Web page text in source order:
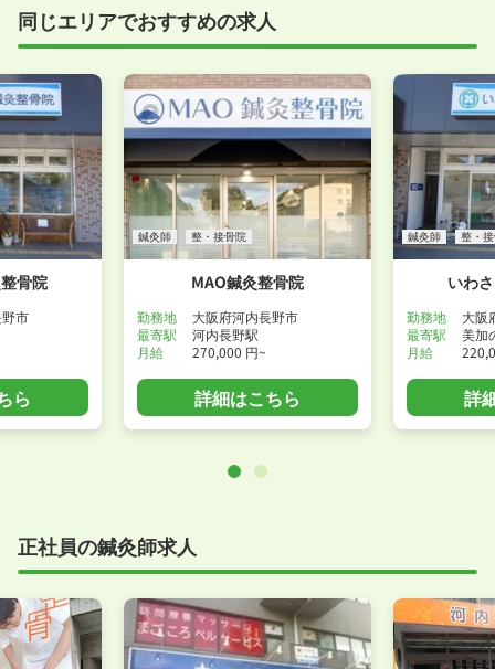
事前に確認することは可能ですので、お気軽にお申し
付けください！
同じエリアでおすすめの求人
骨院
市
ら
鍼灸師 整・接骨院
MAO鍼灸整骨院
勤務地
大阪府河内長野市
最寄駅
河内長野駅
月給
270,000 円~
詳細はこちら
鍼灸師 整・
いわ
勤務地
大阪
最寄駅
美加
月給
詳
正社員の鍼灸師求人